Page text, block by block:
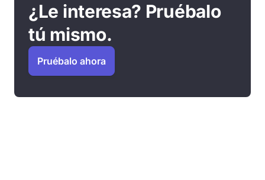
¿Le interesa? Pruébalo
tú mismo.
Pruébalo ahora